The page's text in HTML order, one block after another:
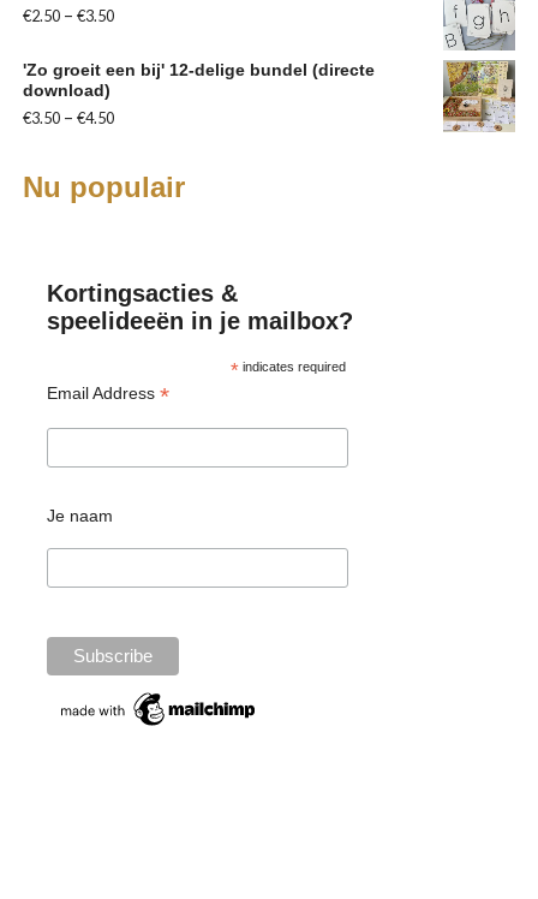
€2.50– €3.50
'Zo groeit een bij' 12-delige bundel (directe
download)
€3.50– €4.50
Nu populair
Kortingsacties &
speelideeën in je mailbox?
* indicates required
Email Address *
Je naam